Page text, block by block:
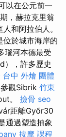
以在公元前一
，赫拉克里翁
和阿拉伯人。
位於城市海岸的
瑙河本德最受
），許多歷史
台中 外燴 團體
觀Sibrik 竹東
。 撿骨 seo
距離Győr30
通過塑造抽象
按摩 課程